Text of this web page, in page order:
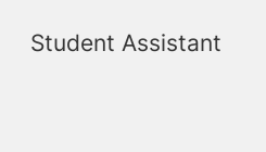
Student Assistant